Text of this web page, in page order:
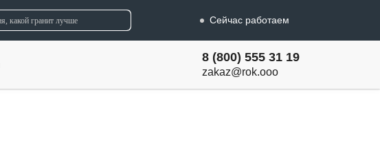
Сейчас работаем
8 (800) 555 31 19
zakaz@rok.ooo